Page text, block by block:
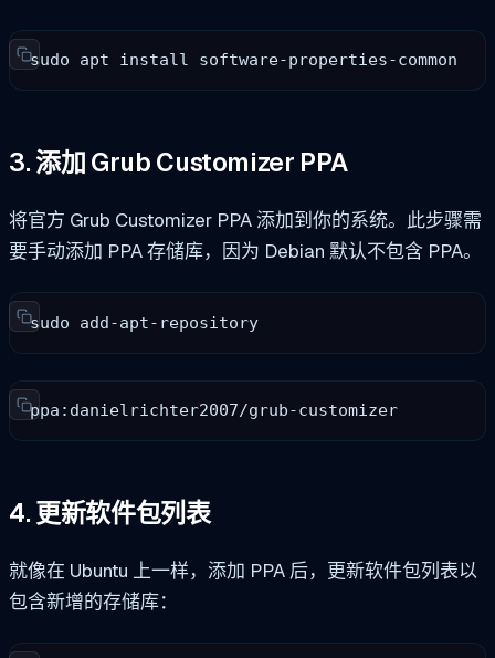
sudo apt install software-properties-common
3. 添加 Grub Customizer PPA
将官方 Grub Customizer PPA 添加到你的系统。此步骤需
要手动添加 PPA 存储库，因为 Debian 默认不包含 PPA。
sudo add-apt-repository
ppa:danielrichter2007/grub-customizer
4. 更新软件包列表
就像在 Ubuntu 上一样，添加 PPA 后，更新软件包列表以
包含新增的存储库：